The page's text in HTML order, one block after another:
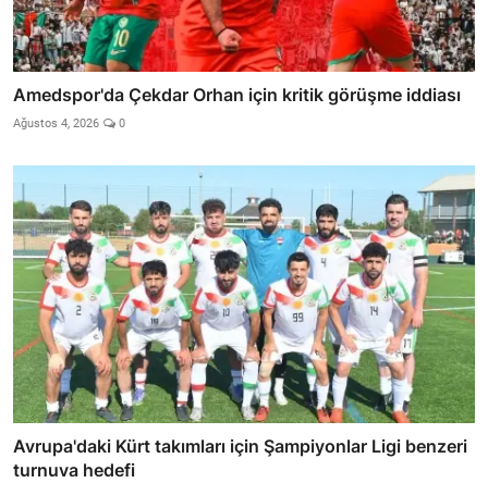
Amedspor'da Çekdar Orhan için kritik görüşme iddiası
Ağustos 4, 2026 0
Avrupa'daki Kürt takımları için Şampiyonlar Ligi benzeri
turnuva hedefi